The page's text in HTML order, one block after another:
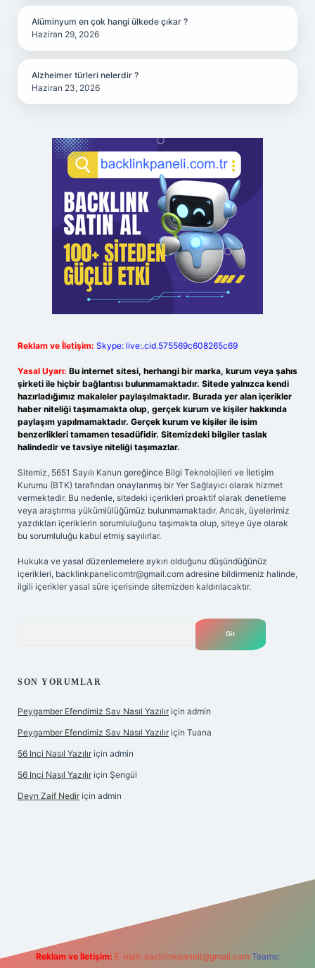
Alüminyum en çok hangi ülkede çıkar ?
Haziran 29, 2026
Alzheimer türleri nelerdir ?
Haziran 23, 2026
Reklam ve İletişim: Skype: live:.cid.575569c608265c69
Yasal Uyarı: Bu internet sitesi, herhangi bir marka, kurum veya şahıs
şirketi ile hiçbir bağlantısı bulunmamaktadır. Sitede yalnızca kendi
hazırladığımız makaleler paylaşılmaktadır. Burada yer alan içerikler
haber niteliği taşımamakta olup, gerçek kurum ve kişiler hakkında
paylaşım yapılmamaktadır. Gerçek kurum ve kişiler ile isim
benzerlikleri tamamen tesadüfidir. Sitemizdeki bilgiler taslak
halindedir ve tavsiye niteliği taşımazlar.
Sitemiz, 5651 Sayılı Kanun gereğince Bilgi Teknolojileri ve İletişim
Kurumu (BTK) tarafından onaylanmış bir Yer Sağlayıcı olarak hizmet
vermektedir. Bu nedenle, sitedeki içerikleri proaktif olarak denetleme
veya araştırma yükümlülüğümüz bulunmamaktadır. Ancak, üyelerimiz
yazdıkları içeriklerin sorumluluğunu taşımakta olup, siteye üye olarak
bu sorumluluğu kabul etmiş sayılırlar.
Hukuka ve yasal düzenlemelere aykırı olduğunu düşündüğünüz
içerikleri, backlinkpanelicomtr@gmail.com adresine bildirmeniz halinde,
ilgili içerikler yasal süre içerisinde sitemizden kaldırılacaktır.
SON YORUMLAR
Peygamber Efendimiz Sav Nasıl Yazılır için admin
Peygamber Efendimiz Sav Nasıl Yazılır için Tuana
56 Inci Nasıl Yazılır için admin
56 Inci Nasıl Yazılır için Şengül
Deyn Zaif Nedir için admin
Reklam ve İletişim: E-mail: backlinkpaneli@gmail.com Teams: